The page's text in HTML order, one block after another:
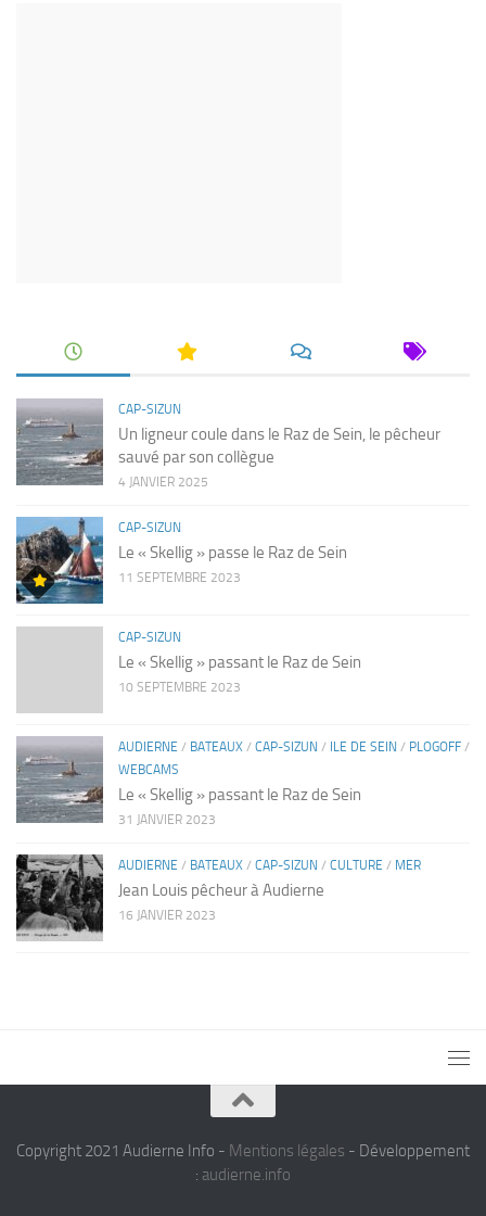
CAP-SIZUN
Un ligneur coule dans le Raz de Sein, le pêcheur
sauvé par son collègue
4 JANVIER 2025
CAP-SIZUN
Le « Skellig » passe le Raz de Sein
11 SEPTEMBRE 2023
CAP-SIZUN
Le « Skellig » passant le Raz de Sein
10 SEPTEMBRE 2023
AUDIERNE / BATEAUX / CAP-SIZUN / ILE DE SEIN / PLOGOFF /
WEBCAMS
Le « Skellig » passant le Raz de Sein
31 JANVIER 2023
AUDIERNE / BATEAUX / CAP-SIZUN / CULTURE / MER
Jean Louis pêcheur à Audierne
16 JANVIER 2023
Copyright 2021 Audierne Info - Mentions légales - Développement
: audierne.info